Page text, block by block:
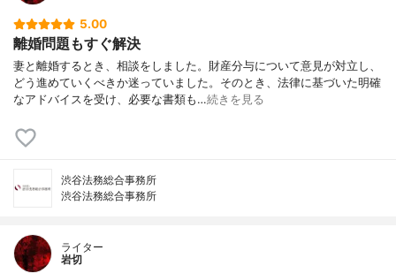
5.00
離婚問題もすぐ解決
妻と離婚するとき、相談をしました。財産分与について意見が対立し、
どう進めていくべきか迷っていました。そのとき、法律に基づいた明確
なアドバイスを受け、必要な書類も…続きを見る
渋谷法務総合事務所
渋谷法務総合事務所
ライター
岩切